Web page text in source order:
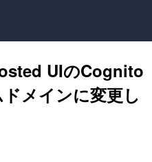
UIのCognito
メインに変更し